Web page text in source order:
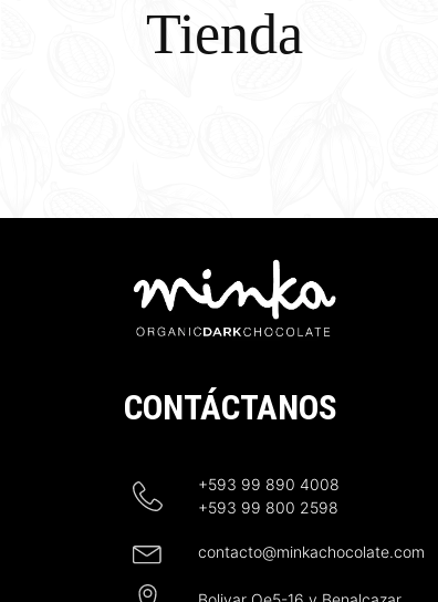
Tienda
CONTÁCTANOS
+593 99 890 4008
+593 99 800 2598
contacto@minkachocolate.com